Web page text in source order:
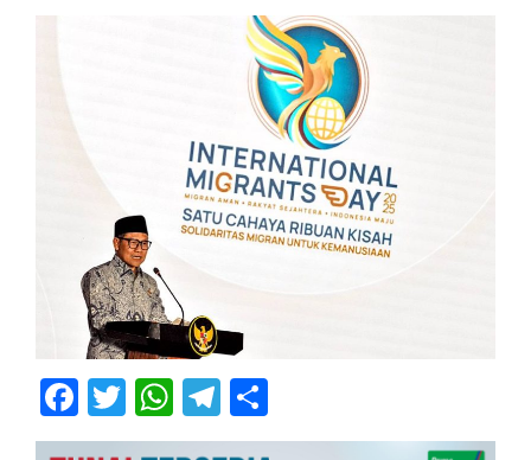
Facebook
Twitter
WhatsApp
Telegram